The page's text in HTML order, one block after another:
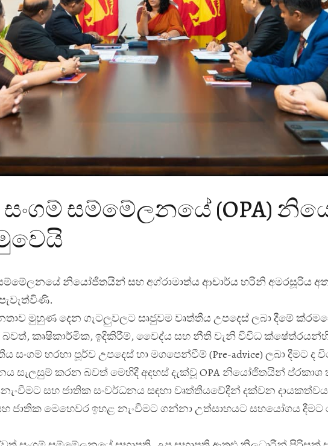
සංගම් සම්මේලනයේ (OPA)
සම්මේලනයේ නියෝජිතයින් සහ අග්රාමාත්ය ආචාර්ය හරිනි අමරසූරිය
මුහුණ දෙන ගැටලුවලට සෘජුවම වෘත්තීය උපදෙස් ලබා දීමේ ක්
කෘෂිකාර්මික, ඉදිකිරීම්, වෛද්ය සහ නීති වැනි විවිධ ක්ෂේත්
සංගම් හරහා පූර්ව උපදෙස් හා මගපෙන්වීම් (Pre-advice) ලබා දීමට
සැලසුම් කරන බවත් මෙහිදී අදහස් දැක්වූ OPA නියෝජිතයින් ප්රකාශ
සහ ජාතික සංවර්ධනය සඳහා වෘත්තීයවේදීන් දක්වන
ජාතික මෙහෙවර ඉහළ නැංවීමට ගන්නා උත්සාහයට සහයෝගය දීමට